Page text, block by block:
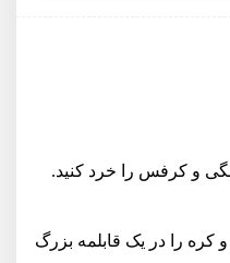
و کرفس را خرد کنید.
را در یک قابلمه بزرگ